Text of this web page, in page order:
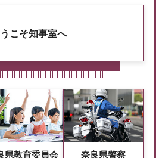
こそ知事室へ
県教育委員会 奈良県警察